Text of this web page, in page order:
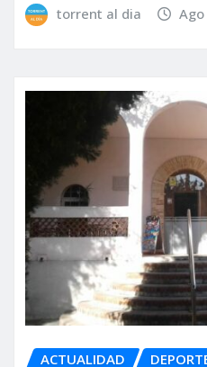
torrent al dia
ACTUALIDAD